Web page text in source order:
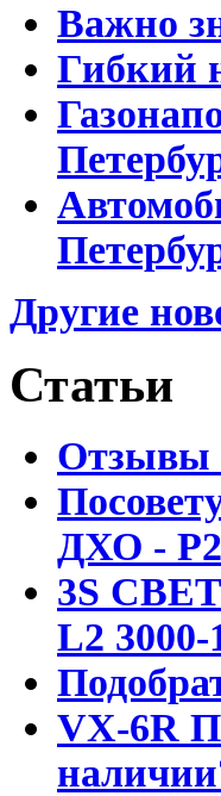
Важно
Гибкий
Другие
Статьи
Отзывы
ДХО -
3S
L2 3000-
VX-6R